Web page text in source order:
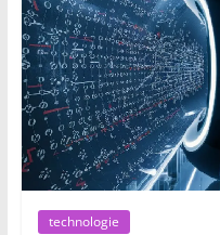
technologie